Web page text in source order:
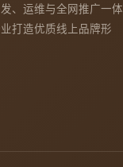
、运维与全网推广一体
打造优质线上品牌形